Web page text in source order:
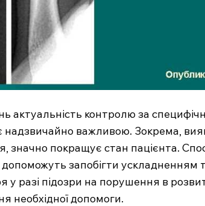
актуальність контролю за
надзвичайно важливою. Зокрема,
значно покращує стан пацієнта.
допоможуть запобігти ускладненням
у разі підозри на порушення в
необхідної допомоги.